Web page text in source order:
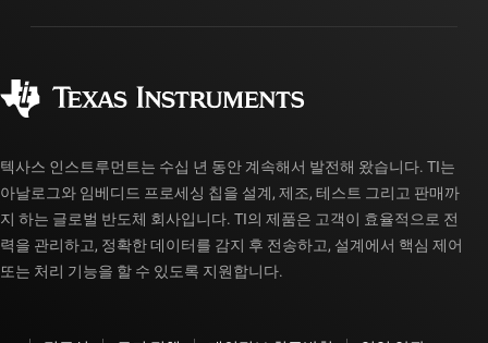
제조
myTI 계정 FAQ
주문 FAQ
텍사스 인스트루먼트는 수십 년 동안 계속해서 발전해 왔습니다. TI는
아날로그와 임베디드 프로세싱 칩을 설계, 제조, 테스트 그리고 판매까
지 하는 글로벌 반도체 회사입니다. TI의 제품은 고객이 효율적으로 전
력을 관리하고, 정확한 데이터를 감지 후 전송하고, 설계에서 핵심 제어
또는 처리 기능을 할 수 있도록 지원합니다.